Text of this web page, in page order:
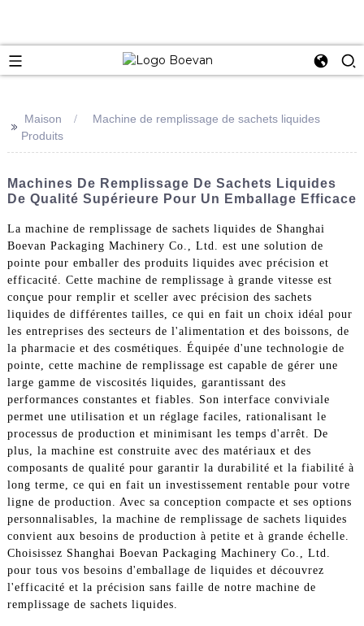
>> Maison
Machine de remplissage de sachets liquides
Produits
Machines De Remplissage De Sachets Liquides
De Qualité Supérieure Pour Un Emballage Efficace
La machine de remplissage de sachets liquides de Shanghai
Boevan Packaging Machinery Co., Ltd. est une solution de
pointe pour emballer des produits liquides avec précision et
efficacité. Cette machine de remplissage à grande vitesse est
conçue pour remplir et sceller avec précision des sachets
liquides de différentes tailles, ce qui en fait un choix idéal pour
les entreprises des secteurs de l'alimentation et des boissons, de
la pharmacie et des cosmétiques. Équipée d'une technologie de
pointe, cette machine de remplissage est capable de gérer une
large gamme de viscosités liquides, garantissant des
performances constantes et fiables. Son interface conviviale
permet une utilisation et un réglage faciles, rationalisant le
processus de production et minimisant les temps d'arrêt. De
plus, la machine est construite avec des matériaux et des
composants de qualité pour garantir la durabilité et la fiabilité à
long terme, ce qui en fait un investissement rentable pour votre
ligne de production. Avec sa conception compacte et ses options
personnalisables, la machine de remplissage de sachets liquides
convient aux besoins de production à petite et à grande échelle.
Choisissez Shanghai Boevan Packaging Machinery Co., Ltd.
pour tous vos besoins d'emballage de liquides et découvrez
l'efficacité et la précision sans faille de notre machine de
remplissage de sachets liquides.